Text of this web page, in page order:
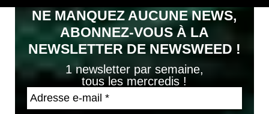
NE MANQUEZ AUCUNE NEWS,
ABONNEZ-VOUS À LA
NEWSLETTER DE NEWSWEED !
1 newsletter par semaine,
tous les mercredis !